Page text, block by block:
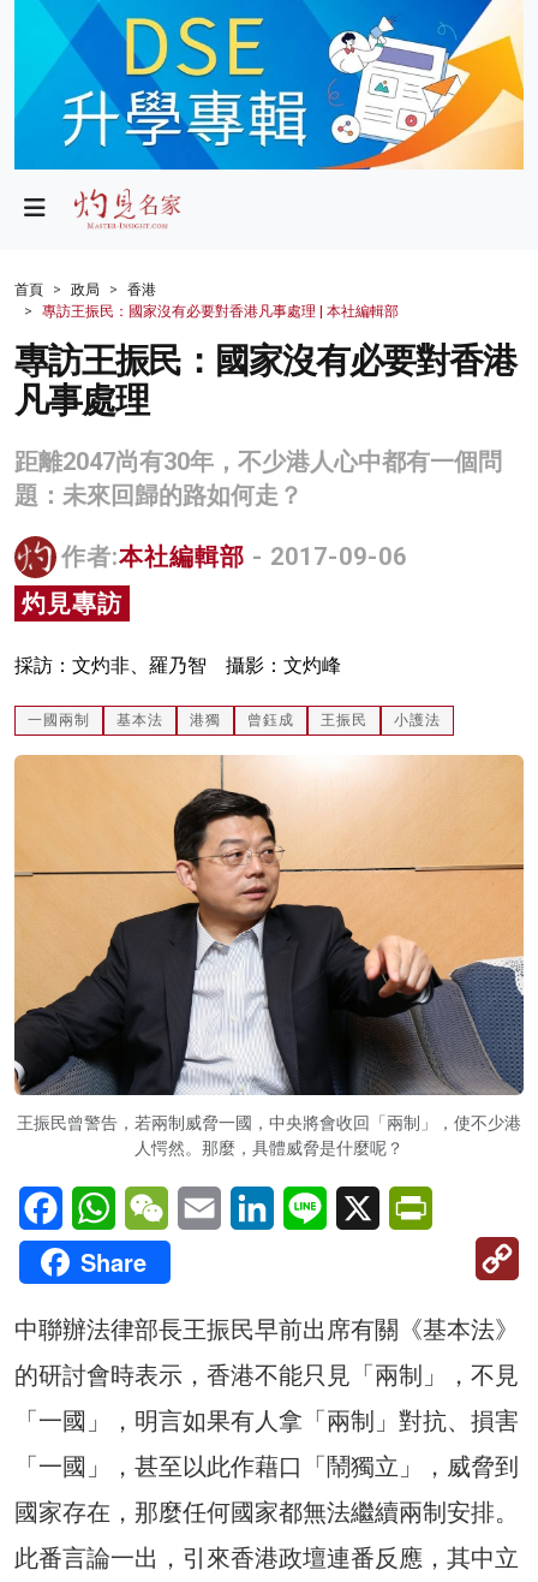
政局
財經
生活
健康
商業
科技
名家榜
灼見活動
關於我們
首頁 政局
香港
專訪王振民：國家沒有必要對香港凡事處理 | 本社編輯部
專訪王振民：國家沒有必要對香港
凡事處理
距離2047尚有30年，不少港人心中都有一個問
題：未來回歸的路如何走？
作者:本社編輯部 - 2017-09-06
灼見專訪
採訪：文灼非、羅乃智 攝影：文灼峰
一國兩制 基本法 港獨 曾鈺成 王振民 小護法
王振民曾警告，若兩制威脅一國，中央將會收回「兩制」，使不少港
人愕然。那麼，具體威脅是什麼呢？
FacebookWhatsAppWeChatEmail LinkedInLine X
Share
中聯辦法律部長王振民早前出席有關《基本法》
的研討會時表示，香港不能只見「兩制」，不見
「一國」，明言如果有人拿「兩制」對抗、損害
「一國」，甚至以此作藉口「鬧獨立」，威脅到
國家存在，那麼任何國家都無法繼續兩制安排。
此番言論一出，引來香港政壇連番反應，其中立